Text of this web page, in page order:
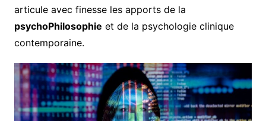
articule avec finesse les apports de la
psychoPhilosophie et de la psychologie clinique
contemporaine.